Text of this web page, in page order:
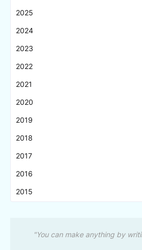
2025
2024
2023
2022
2021
2020
2019
2018
2017
2016
2015
"You can make anything by